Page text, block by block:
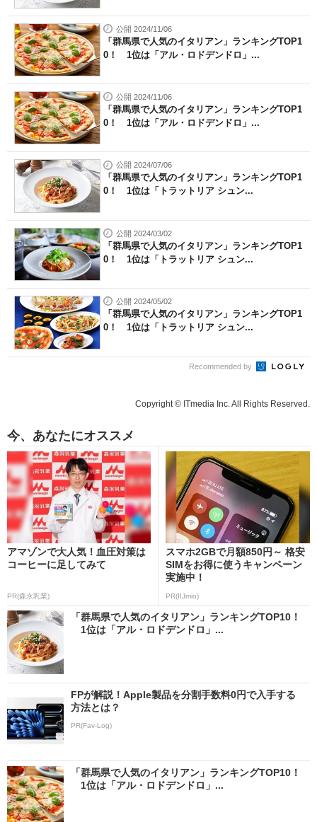
公開 2024/11/06
「群馬県で人気のイタリアン」ランキングTOP1
0！ 1位は「アル・ロドデンドロ」...
公開 2024/11/06
「群馬県で人気のイタリアン」ランキングTOP1
0！ 1位は「アル・ロドデンドロ」...
公開 2024/07/06
「群馬県で人気のイタリアン」ランキングTOP1
0！ 1位は「トラットリア シュン...
公開 2024/03/02
「群馬県で人気のイタリアン」ランキングTOP1
0！ 1位は「トラットリア シュン...
公開 2024/05/02
「群馬県で人気のイタリアン」ランキングTOP1
0！ 1位は「トラットリア シュン...
Recommended by
Copyright © ITmedia Inc. All Rights Reserved.
今、あなたにオススメ
アマゾンで大人気！血圧対策は
コーヒーに足してみて
PR(森永乳業)
スマホ2GBで月額850円～ 格安
SIMをお得に使うキャンペーン
実施中！
PR(IIJmio)
「群馬県で人気のイタリアン」ランキングTOP10！
1位は「アル・ロドデンドロ」...
FPが解説！Apple製品を分割手数料0円で入手する
方法とは？
PR(Fav-Log)
「群馬県で人気のイタリアン」ランキングTOP10！
1位は「アル・ロドデンドロ」...